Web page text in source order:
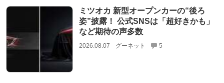
ミツオカ 新型オープンカーの“後ろ
姿”披露！ 公式SNSは「超好きかも」
など期待の声多数
2026.08.07 グーネット 5